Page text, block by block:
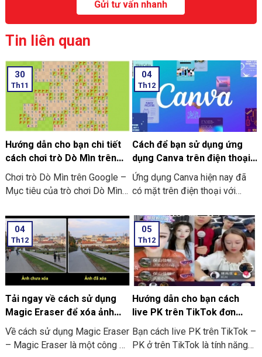
Tin liên quan
30
Th11
Hướng dẫn cho bạn chi tiết
cách chơi trò Dò Mìn trên
Google
Chơi trò Dò Mìn trên Google –
Mục tiêu của trò chơi Dò Mìn
không chứa mìn. Nếu là bạn
mở phải ô chứa mìn thì bạn sẽ
là người thua cuộc. Ở dưới đây
là hướng dẫn chi tiết về cách
chơi trò chơi này:
04
Th12
Cách để bạn sử dụng ứng
dụng Canva trên điện thoại
chi tiết có làm mẫu
Ứng dụng Canva hiện nay đã
có mặt trên điện thoại với
đơn giản, tiện lợi hơn. Nó giúp
bạn không những dễ dàng thao
tác và chỉnh sửa. Mà còn thiết
kế các hình ảnh tại bất cứ đâu.
Bạn có thể tham khảo cách sử
dụng Canva ở trên điện thoại
ngay dưới đây.
04
Th12
Tải ngay về cách sử dụng
Magic Eraser để xóa ảnh
trên điện thoại
Về cách sử dụng Magic Eraser
– Magic Eraser là một công cụ
05
Th12
Hướng dẫn cho bạn cách
live PK trên TikTok đơn
giản, hiệu quả
Bạn cách live PK trên TikTok –
PK ở trên TikTok là tính năng